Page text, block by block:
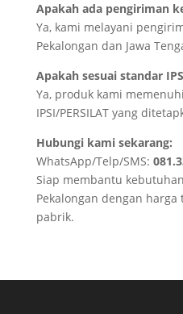
Apakah ada pengiriman
Ya, kami melayani
Pekalongan dan Jawa
Apakah sesuai standar
Ya, produk kami
IPSI/PERSILAT yang
Hubungi kami sekarang:
WhatsApp/Telp/SMS:
Siap membantu
Pekalongan dengan
pabrik.